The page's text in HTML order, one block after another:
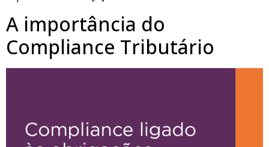
A importância do
Compliance Tributário